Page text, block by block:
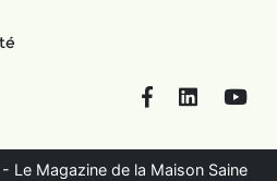
FacebookLinkedIn
Le Magazine de la Maison Saine